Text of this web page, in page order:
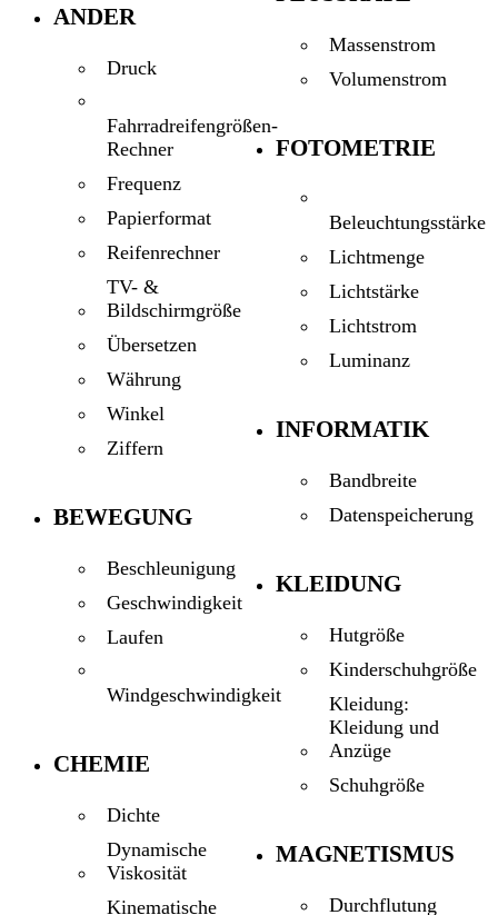
ANDER
Druck
Fahrradreifengrößen-
Rechner
Frequenz
Papierformat
Reifenrechner
TV- &
Bildschirmgröße
Übersetzen
Währung
Winkel
Ziffern
BEWEGUNG
Beschleunigung
Geschwindigkeit
Laufen
Windgeschwindigkeit
CHEMIE
Dichte
Dynamische
Viskosität
Kinematische
Massenstrom
Volumenstrom
FOTOMETRIE
Beleuchtungsstärke
Lichtmenge
Lichtstärke
Lichtstrom
Luminanz
INFORMATIK
Bandbreite
Datenspeicherung
KLEIDUNG
Hutgröße
Kinderschuhgröße
Kleidung:
Kleidung und
Anzüge
Schuhgröße
MAGNETISMUS
Durchflutung